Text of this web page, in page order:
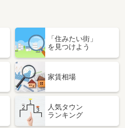
「住みたい街」
を見つけよう
家賃相場
人気タウン
ランキング